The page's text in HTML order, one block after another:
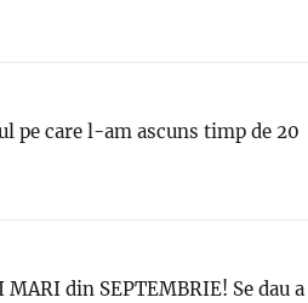
pe care l-am ascuns timp de 20
MARI din SEPTEMBRIE! Se dau a